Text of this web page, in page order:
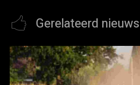
Gerelateerd nieuws